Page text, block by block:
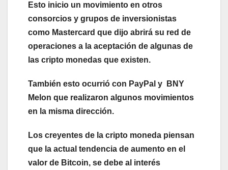
Esto inicio un movimiento en otros
consorcios y grupos de inversionistas
como Mastercard que dijo abrirá su red de
operaciones a la aceptación de algunas de
las cripto monedas que existen.
También esto ocurrió con PayPal y BNY
Melon que realizaron algunos movimientos
en la misma dirección.
Los creyentes de la cripto moneda piensan
que la actual tendencia de aumento en el
valor de Bitcoin, se debe al interés